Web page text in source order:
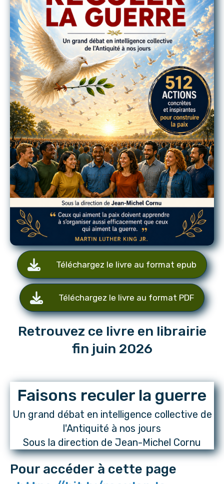
Téléchargez le livre au format epub
Téléchargez le livre au format PDF
Retrouvez ce livre en librairie
fin juin 2026
Faisons reculer la guerre
Un grand débat en intelligence collective de
l'Antiquité à nos jours
Sous la direction de Jean-Michel Cornu
Pour accéder à cette page